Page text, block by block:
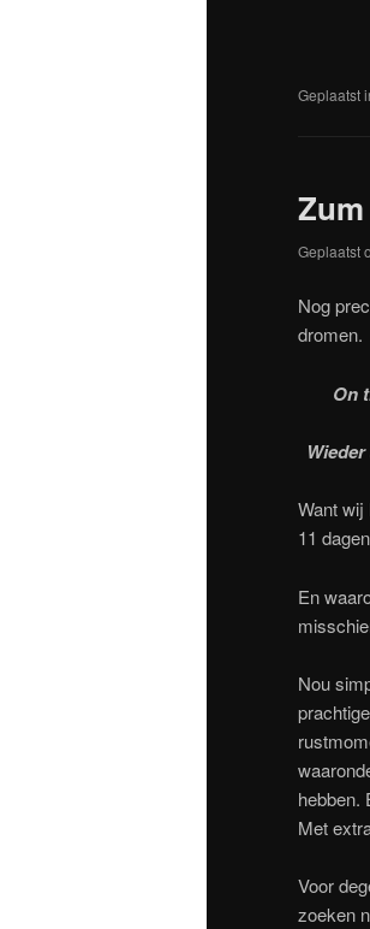
Geplaatst
Geplaatst
Nog
dromen.
On
Want wij
11
En
Nou
hebben.
Met
Voor
zoeken